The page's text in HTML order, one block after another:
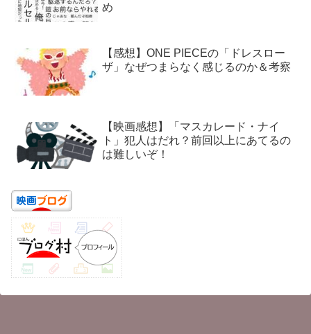
め
【感想】ONE PIECEの「ドレスロー
ザ」なぜつまらなく感じるのか＆考察
【映画感想】「マスカレード・ナイ
ト」犯人はだれ？前回以上にあてるの
は難しいぞ！